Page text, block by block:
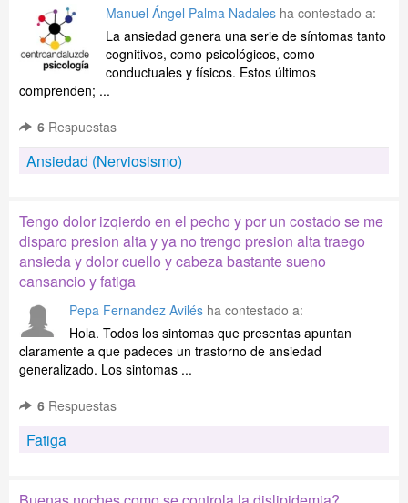
Manuel Ángel Palma Nadales ha contestado a:
La ansiedad genera una serie de síntomas tanto
cognitivos, como psicológicos, como
conductuales y físicos. Estos últimos
comprenden; ...
6 Respuestas
Ansiedad (Nerviosismo)
Tengo dolor izqierdo en el pecho y por un costado se me
disparo presion alta y ya no trengo presion alta traego
ansieda y dolor cuello y cabeza bastante sueno
cansancio y fatiga
Pepa Fernandez Avilés ha contestado a:
Hola. Todos los sintomas que presentas apuntan
claramente a que padeces un trastorno de ansiedad
generalizado. Los sintomas ...
6 Respuestas
Fatiga